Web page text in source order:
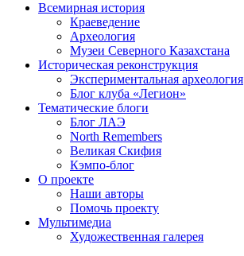
Всемирная история
Краеведение
Археология
Музеи Северного Казахстана
Историческая реконструкция
Экспериментальная археология
Блог клуба «Легион»
Тематические блоги
Блог ЛАЭ
North Remembers
Великая Скифия
Кэмпо-блог
О проекте
Наши авторы
Помочь проекту
Мультимедиа
Художественная галерея